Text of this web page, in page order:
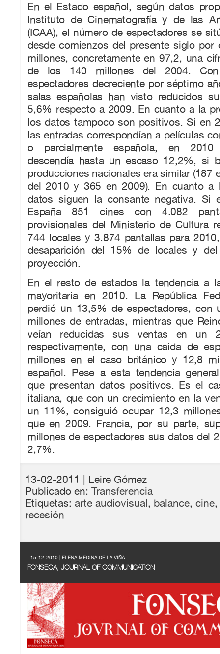
En el Estado español, según datos
Instituto de Cinematografía y de las
(ICAA), el número de espectadores se
desde comienzos del presente siglo por
millones, concretamente en 97,2, una
de los 140 millones del 2004.
espectadores decreciente por séptimo
salas españolas han visto reducidos
5,6% respecto a 2009. En cuanto a la
los datos tampoco son positivos. Si en
las entradas correspondían a películas
o parcialmente española, en 2010
descendía hasta un escaso 12,2%, si
producciones nacionales era similar (187
del 2010 y 365 en 2009). En cuanto a
datos siguen la consante negativa. Si
España 851 cines con 4.082
provisionales del Ministerio de Cultura
744 locales y 3.874 pantallas para
desaparición del 15% de locales y
proyección.
En el resto de estados la tendencia a
mayoritaria en 2010. La República
perdió un 13,5% de espectadores, con
millones de entradas, mientras que
veían reducidas sus ventas en un
respectivamente, con una caida de
millones en el caso británico y 12,8
español. Pese a esta tendencia
que presentan datos positivos. Es el
italiana, que con un crecimiento en la
un 11%, consiguió ocupar 12,3
que en 2009. Francia, por su parte,
millones de espectadores sus datos del
2,7%.
13-02-2011 | Leire Gómez
Publicado en: Transferencia
Etiquetas: arte audiovisual, balance, cine,
recesión
- 15-12-2010 | ELENA MEDINA DE LA VIÑA
FONSECA, JOURNAL OF COMMUNICATION